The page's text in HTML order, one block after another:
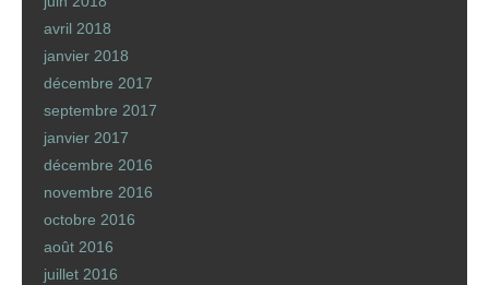
avril 2018
janvier 2018
décembre 2017
septembre 2017
janvier 2017
décembre 2016
novembre 2016
octobre 2016
août 2016
juillet 2016